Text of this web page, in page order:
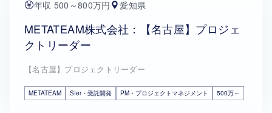
年収 500～800万円 愛知県
METATEAM株式会社：【名古屋】プロジェ
クトリーダー
【名古屋】プロジェクトリーダー
METATEAM SIer・受託開発 PM・プロジェクトマネジメント 500万～